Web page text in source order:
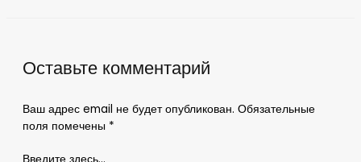
Оставьте комментарий
Ваш адрес email не будет опубликован. Обязательные
поля помечены *